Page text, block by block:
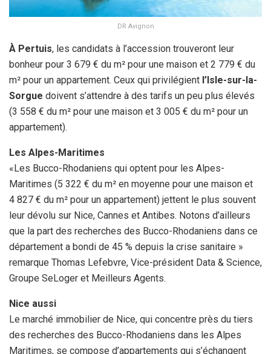
DR Avignon
À Pertuis, les candidats à l’accession trouveront leur
bonheur pour 3 679 € du m² pour une maison et 2 779 € du
m² pour un appartement. Ceux qui privilégient l’Isle-sur-la-
Sorgue doivent s’attendre à des tarifs un peu plus élevés
(3 558 € du m² pour une maison et 3 005 € du m² pour un
appartement).
Les Alpes-Maritimes
«Les Bucco-Rhodaniens qui optent pour les Alpes-
Maritimes (5 322 € du m² en moyenne pour une maison et
4 827 € du m² pour un appartement) jettent le plus souvent
leur dévolu sur Nice, Cannes et Antibes. Notons d’ailleurs
que la part des recherches des Bucco-Rhodaniens dans ce
département a bondi de 45 % depuis la crise sanitaire »
remarque Thomas Lefebvre, Vice-président Data & Science,
Groupe SeLoger et Meilleurs Agents.
Nice aussi
Le marché immobilier de Nice, qui concentre près du tiers
des recherches des Bucco-Rhodaniens dans les Alpes
Maritimes, se compose d’appartements qui s’échangent